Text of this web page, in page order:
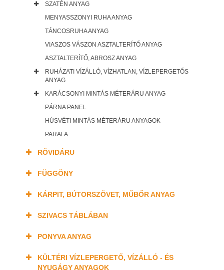
SZATÉN ANYAG
MENYASSZONYI RUHA ANYAG
TÁNCOSRUHA ANYAG
VIASZOS VÁSZON ASZTALTERÍTŐ ANYAG
ASZTALTERÍTŐ, ABROSZ ANYAG
RUHÁZATI VÍZÁLLÓ, VÍZHATLAN, VÍZLEPERGETŐS
ANYAG
KARÁCSONYI MINTÁS MÉTERÁRU ANYAG
PÁRNA PANEL
HÚSVÉTI MINTÁS MÉTERÁRU ANYAGOK
PARAFA
RÖVIDÁRU
FÜGGÖNY
KÁRPIT, BÚTORSZÖVET, MŰBŐR ANYAG
SZIVACS TÁBLÁBAN
PONYVA ANYAG
KÜLTÉRI VÍZLEPERGETŐ, VÍZÁLLÓ - ÉS
NYUGÁGY ANYAGOK